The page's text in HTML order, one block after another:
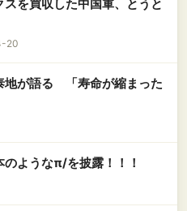
スを買収した中国軍、とうと
20
地が語る 「寿命が縮まった
のようなπ/を披露！！！